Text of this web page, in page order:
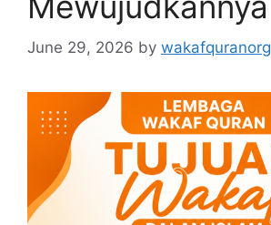
June 29, 2026 by wakafquranorg